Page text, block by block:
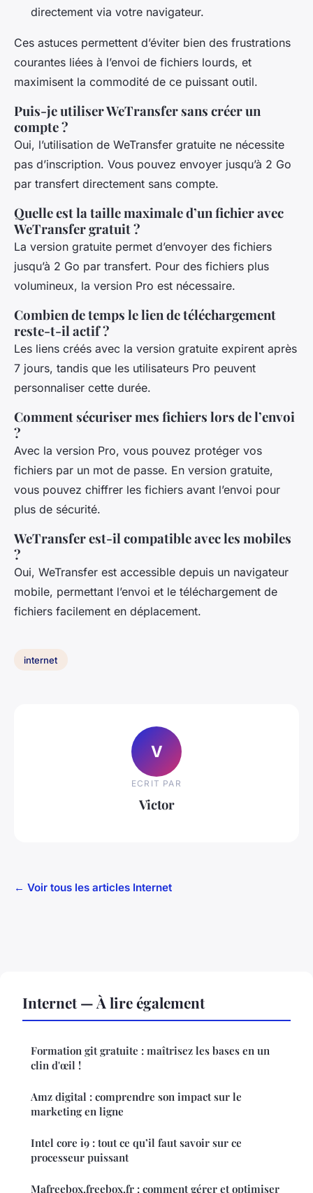
directement via votre navigateur.
Ces astuces permettent d’éviter bien des frustrations
courantes liées à l’envoi de fichiers lourds, et
maximisent la commodité de ce puissant outil.
Puis-je utiliser WeTransfer sans créer un
compte ?
Oui, l’utilisation de WeTransfer gratuite ne nécessite
pas d’inscription. Vous pouvez envoyer jusqu’à 2 Go
par transfert directement sans compte.
Quelle est la taille maximale d’un fichier avec
WeTransfer gratuit ?
La version gratuite permet d’envoyer des fichiers
jusqu’à 2 Go par transfert. Pour des fichiers plus
volumineux, la version Pro est nécessaire.
Combien de temps le lien de téléchargement
reste-t-il actif ?
Les liens créés avec la version gratuite expirent après
7 jours, tandis que les utilisateurs Pro peuvent
personnaliser cette durée.
Comment sécuriser mes fichiers lors de l’envoi
?
Avec la version Pro, vous pouvez protéger vos
fichiers par un mot de passe. En version gratuite,
vous pouvez chiffrer les fichiers avant l’envoi pour
plus de sécurité.
WeTransfer est-il compatible avec les mobiles
?
Oui, WeTransfer est accessible depuis un navigateur
mobile, permettant l’envoi et le téléchargement de
fichiers facilement en déplacement.
internet
V
ECRIT PAR
Victor
← Voir tous les articles Internet
Internet — À lire également
Formation git gratuite : maîtrisez les bases en un
clin d'œil !
Amz digital : comprendre son impact sur le
marketing en ligne
Intel core i9 : tout ce qu’il faut savoir sur ce
processeur puissant
Mafreebox.freebox.fr : comment gérer et optimiser